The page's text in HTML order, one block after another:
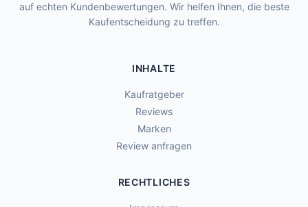
auf echten Kundenbewertungen. Wir helfen Ihnen, die beste
Kaufentscheidung zu treffen.
INHALTE
Kaufratgeber
Reviews
Marken
Review anfragen
RECHTLICHES